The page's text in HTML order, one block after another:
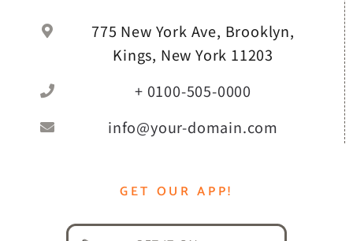
775 New York Ave, Brooklyn,
Kings, New York 11203
+ 0100-505-0000
info@your-domain.com
GET OUR APP!